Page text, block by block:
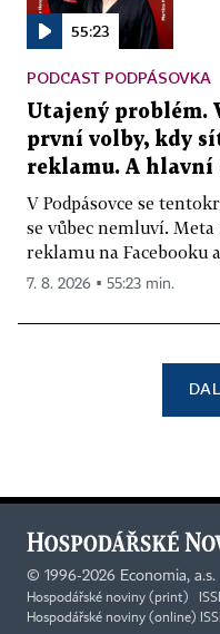
55:23
PODCAST PODPÁSOVKA
Utajený problém.
první volby, kdy
reklamu. A hlavní
V Podpásovce se
se vůbec nemluví.
reklamu na Facebooku
7. 8. 2026 ▪ 55:23 min.
© 1996-2026 Economia, a.s.
Hospodářské noviny (print)
Hospodářské noviny (online)